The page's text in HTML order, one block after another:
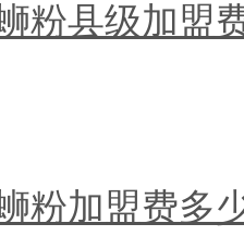
粉县级加盟
粉加盟费多